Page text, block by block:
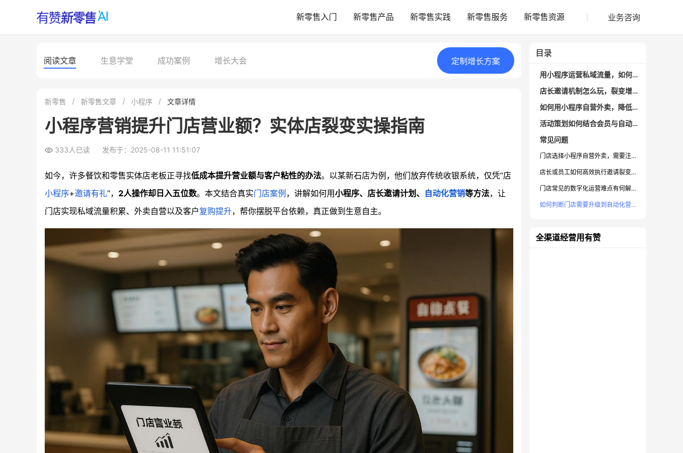
新零售入门 新零售产品 新零售实践 新零售服务 新零售资源 业务咨询
阅读文章 生意学堂 成功案例 增长大会 定制 增长方案
新零售 新零售文章 小程序 文章详情
小程序营销提升门店营业额？实体店裂变实操指南
333人已读 发布于：2025-08-11 11:51:07
如今，许多餐饮和零售实体店老板正寻找低成本提升营业额与客户粘性的办法。以某新石店为例，他们放弃传统收银系统，仅凭“店
小程序+邀请有礼”， 2人操作却日入五位数。本文结合真实门店案例 ，讲解如何用小程序、店长邀请计划、 自动化营销等方法，让
门店实现私域流量积累、外卖自营以及客户复购提升，帮你摆脱平台依赖，真正做到生意自主。
目录
用小程序运营私域流量，如何布局才有效？
店长邀请机制怎么玩，裂变增长有何秘诀？
如何用小程序自营外卖，降低平台抽成？
活动策划如何结合会员与自动化营销？
常见问题
门店选择小程序自营外卖，需要注意哪些关键问题？
店长或员工如何高效执行邀请裂变活动？
门店常见的数字化运营难点有何解决思路？
如何判断门店需要升级到自动化营销系统？
全渠道经营用有赞